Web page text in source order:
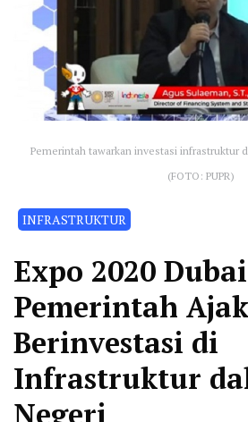
Pemerintah tawarkan investasi infrastruktur
(FOTO: PUPR)
INFRASTRUKTUR
Expo 2020
Pemerintah
Berinvestasi di
Infrastruktur
Negeri